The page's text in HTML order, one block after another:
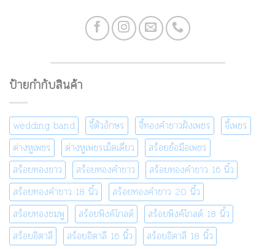
ป้ายกำกับสินค้า
wedding band จี้ตัวอักษร จี้ทองคำขาวฝังเพชร
จี้เพชร
ต่างหูเพชร
ต่างหูเพชรเม็ดเดี่ยว
สร้อยข้อมือเพชร
สร้อยทองขาว
สร้อยทองคำขาว
สร้อยทองคำขาว 16 นิ้ว
สร้อยทองคำขาว 18 นิ้ว
สร้อยทองคำขาว 20 นิ้ว
สร้อยทองชมพู
สร้อยพิงค์โกลด์
สร้อยพิงค์โกลด์ 18 นิ้ว
สร้อยอิตาลี
สร้อยอิตาลี 16 นิ้ว
สร้อยอิตาลี 18 นิ้ว